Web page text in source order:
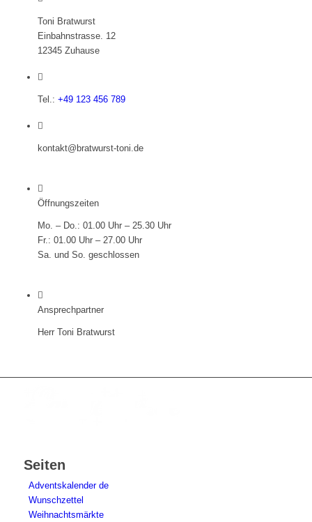
Toni Bratwurst
Einbahnstrasse. 12
12345 Zuhause
Tel.: +49 123 456 789
kontakt@bratwurst-toni.de
Öffnungszeiten
Mo. – Do.: 01.00 Uhr – 25.30 Uhr
Fr.: 01.00 Uhr – 27.00 Uhr
Sa. und So. geschlossen
Ansprechpartner
Herr Toni Bratwurst
Seiten
Adventskalender de
Wunschzettel
Weihnachtsmärkte